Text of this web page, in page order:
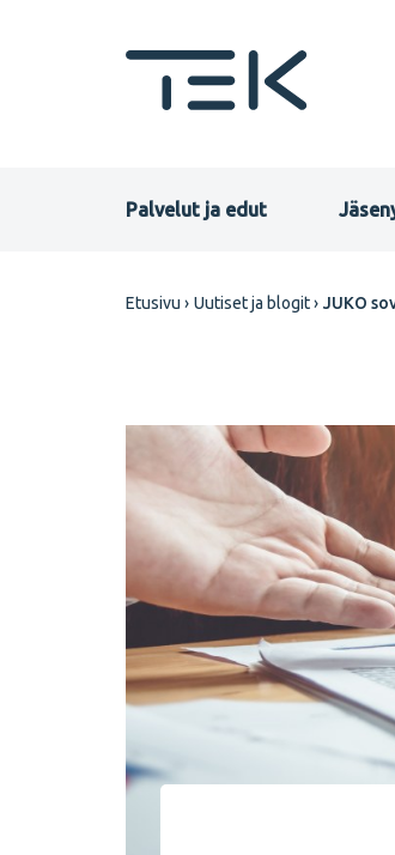
Primary
Palvelut ja edut
Etusivu Uutiset ja blogit JUKO